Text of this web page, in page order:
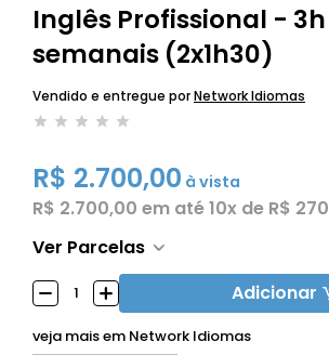
Inglês Profissional - 3h
semanais (2x1h30)
Vendido e entregue porNetwork Idiomas
R$ 2.700,00 à vista
R$ 2.700,00 em até10x de R$
Ver Parcelas
Adicionar
veja mais em Network Idiomas